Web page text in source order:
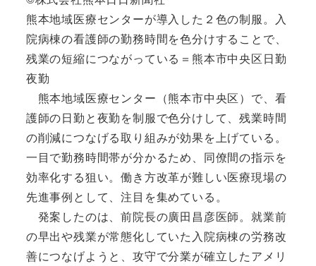
熊本地域医療センターが導入した２色の制服。入
院病棟の看護師の勤務時間を色分けすることで、
残業の短縮につながっている＝熊本市中央区日勤
夜勤
熊本地域医療センター（熊本市中央区）で、看
護師の日勤と夜勤を制服で色分けして、残業時間
の削減につなげる取り組みが効果を上げている。
一目で勤務時間帯が分かるため、同僚間の指示を
効率化する狙い。働き方改革が難しい医療現場の
先進事例として、注目を集めている。
発案したのは、前院長の廣田昌彦医師。就業前
の早出や残業が常態化していた入院病棟の労務改
善につなげようと、攻守で分業が確立したアメリ